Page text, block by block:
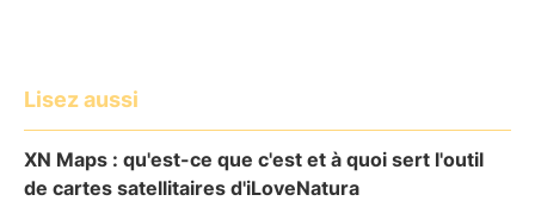
Lisez aussi
XN Maps : qu'est-ce que c'est et à quoi sert l'outil
de cartes satellitaires d'iLoveNatura